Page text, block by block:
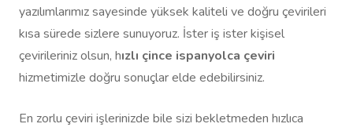
yazılımlarımız sayesinde yüksek kaliteli ve doğru çevirileri
kısa sürede sizlere sunuyoruz. İster iş ister kişisel
çevirileriniz olsun, hızlı çince ispanyolca çeviri
hizmetimizle doğru sonuçlar elde edebilirsiniz.
En zorlu çeviri işlerinizde bile sizi bekletmeden hızlıca